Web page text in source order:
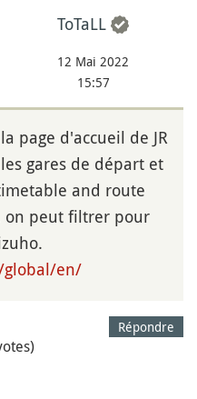
ToTaLL
12 Mai 2022
15:57
page d'accueil de JR
gares de départ et
and route
peut filtrer pour
global/en/
Répondre